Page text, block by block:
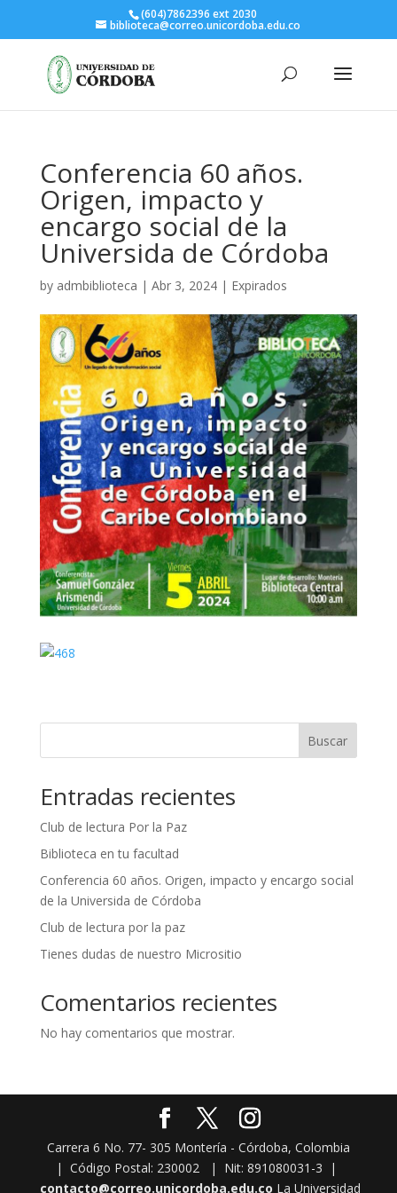
(604)7862396 ext 2030
biblioteca@correo.unicordoba.edu.co
Conferencia 60 años.
Origen, impacto y
encargo social de la
Universida de Córdoba
by admbiblioteca | Abr 3, 2024| Expirados
Buscar
Entradas recientes
Club de lectura Por la Paz
Biblioteca en tu facultad
Conferencia 60 años. Origen, impacto y encargo social
de la Universida de Córdoba
Club de lectura por la paz
Tienes dudas de nuestro Micrositio
Comentarios recientes
No hay comentarios que mostrar.
Carrera 6 No. 77- 305 Montería - Córdoba, Colombia
| Código Postal: 230002 | Nit: 891080031-3 |
contacto@correo.unicordoba.edu.co La Universidad